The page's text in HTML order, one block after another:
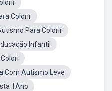
Colorir
Para Colorir
Infantil
Com Autismo Leve
1Ano